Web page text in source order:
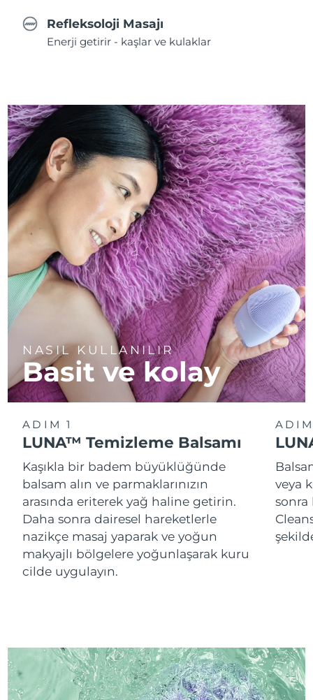
Refleksoloji Masajı
Enerji getirir - kaşlar ve kulaklar
NASIL KULLANILIR
Basit ve kolay
ADIM 1
LUNA™ Temizleme Balsamı
Kaşıkla bir badem büyüklüğünde
balsam alın ve parmaklarınızın
arasında eriterek yağ haline getirin.
Daha sonra dairesel hareketlerle
nazikçe masaj yaparak ve yoğun
makyajlı bölgelere yoğunlaşarak kuru
cilde uygulayın.
veya
sonra